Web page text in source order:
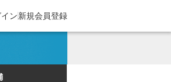
ン新規会員登録